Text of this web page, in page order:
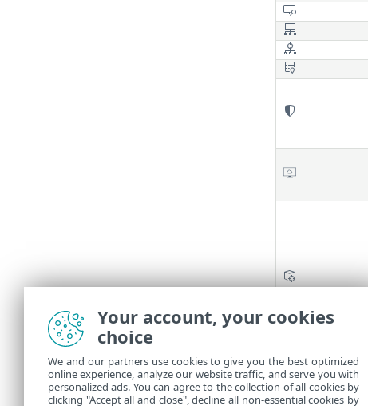
Your account, your cookies
choice
We and our partners use cookies to give you the best optimized
online experience, analyze our website traffic, and serve you with
personalized ads. You can agree to the collection of all cookies by
clicking "Accept all and close", decline all non-essential cookies by